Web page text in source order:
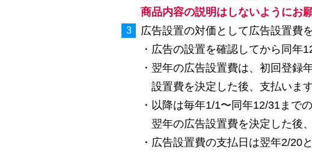
商品内容の説明はしないようにお
広告設置の対価として広告設置費
・広告の設置を確認してから同年
・翌年の広告設置費は、初回登録
設置費を決定した後、支払います
・以降は毎年1/1〜同年12/31まで
翌年の広告設置費を決定した後、
・広告設置費の支払日は翌年2/20